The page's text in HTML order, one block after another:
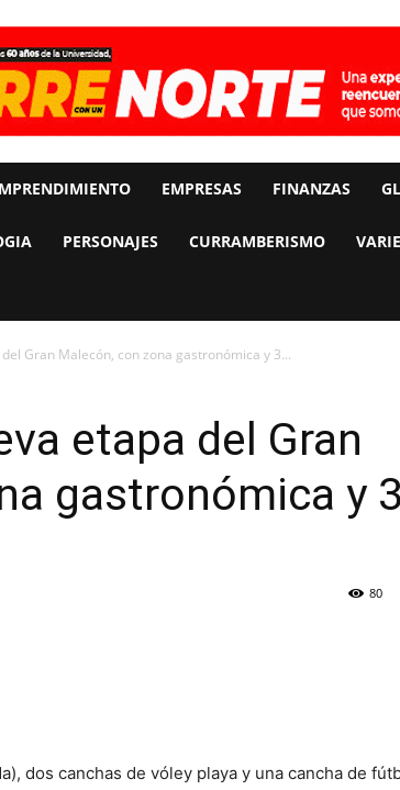
EMPRESAS FINANZAS
PERSONAJES CURRAMBERISMO
Gran Malecón, con zona gastronómica y 3...
etapa del Gran
gastronómica y 3
80
dos canchas de vóley playa y una cancha de